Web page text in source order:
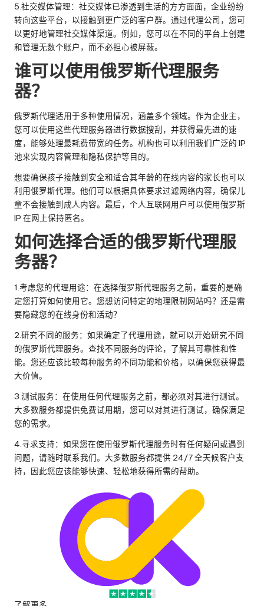
5.社交媒体管理：社交媒体已渗透到生活的方方面面，企业纷纷
转向这些平台，以接触到更广泛的客户群。通过代理公司，您可
以更好地管理社交媒体渠道。例如，您可以在不同的平台上创建
和管理无数个账户，而不必担心被屏蔽。
谁可以使用俄罗斯代理服务
器？
俄罗斯代理适用于多种使用情况，涵盖多个领域。作为企业主，
您可以使用这些代理服务器进行数据搜刮，并获得最先进的速
度，能够处理最耗费带宽的任务。机构也可以利用我们广泛的 IP
池来实现内容管理和隐私保护等目的。
想要确保孩子接触到安全和适合其年龄的在线内容的家长也可以
利用俄罗斯代理。他们可以根据具体要求过滤网络内容，确保儿
童不会接触到成人内容。最后，个人互联网用户可以使用俄罗斯
IP 在网上保持匿名。
如何选择合适的俄罗斯代理服
务器？
1.考虑您的代理用途：在选择俄罗斯代理服务之前，重要的是确
定您打算如何使用它。您想访问特定的地理限制网站吗？还是需
要隐藏您的在线身份和活动？
2.研究不同的服务：如果确定了代理用途，就可以开始研究不同
的俄罗斯代理服务。查找不同服务的评论，了解其可靠性和性
能。您还应该比较每种服务的不同功能和价格，以确保您获得最
大价值。
3.测试服务：在使用任何代理服务之前，都必须对其进行测试。
大多数服务都提供免费试用期，您可以对其进行测试，确保满足
您的需求。
4.寻求支持：如果您在使用俄罗斯代理服务时有任何疑问或遇到
问题，请随时联系我们。大多数服务都提供 24/7 全天候客户支
持，因此您应该能够快速、轻松地获得所需的帮助。